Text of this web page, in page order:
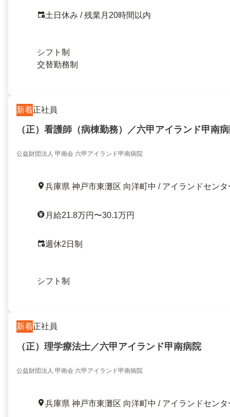
土日休み / 残業月20時間以内
シフト制
交替勤務制
新着正社員
（正）看護師（病棟勤務）／六甲アイランド甲南
公益財団法人 甲南会 六甲アイランド甲南病院
兵庫県 神戸市東灘区 向洋町中 / アイランドセン
月給21.8万円〜30.1万円
週休2日制
シフト制
新着正社員
（正）理学療法士／六甲アイランド甲南病院
公益財団法人 甲南会 六甲アイランド甲南病院
兵庫県 神戸市東灘区 向洋町中 / アイランドセン